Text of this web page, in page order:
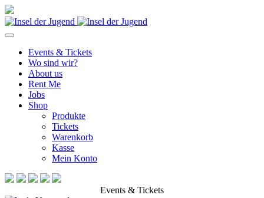
Events & Tickets
Wo sind wir?
About us
Rent Me
Jobs
Shop
Produkte
Tickets
Warenkorb
Kasse
Mein Konto
Events & Tickets